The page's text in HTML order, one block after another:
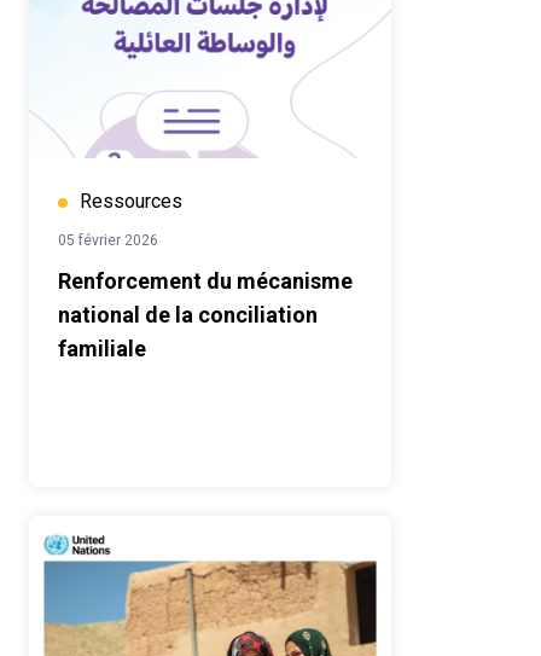
Ressources
05 février 2026
Renforcement du mécanisme
national de la conciliation
familiale